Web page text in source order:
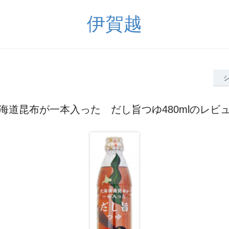
伊賀越
道昆布が一本入った だし旨つゆ480mlのレビ